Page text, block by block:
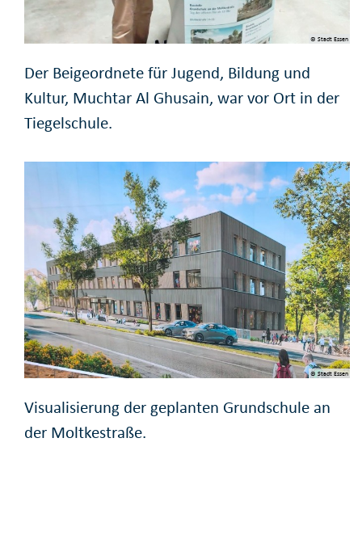
© Stadt Essen
Der Beigeordnete für Jugend, Bildung und
Kultur, Muchtar Al Ghusain, war vor Ort in der
Tiegelschule.
© Stadt Essen
Visualisierung der geplanten Grundschule an
der Moltkestraße.